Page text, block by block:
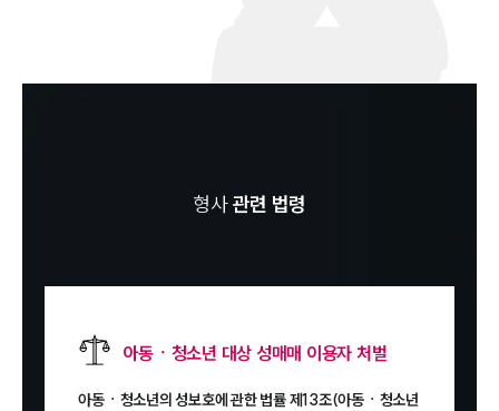
형사관련 법령
아동ㆍ청소년 대상 성매매 이용자 처벌
아동ㆍ청소년의 성보호에 관한 법률 제13조(아동ㆍ청소년